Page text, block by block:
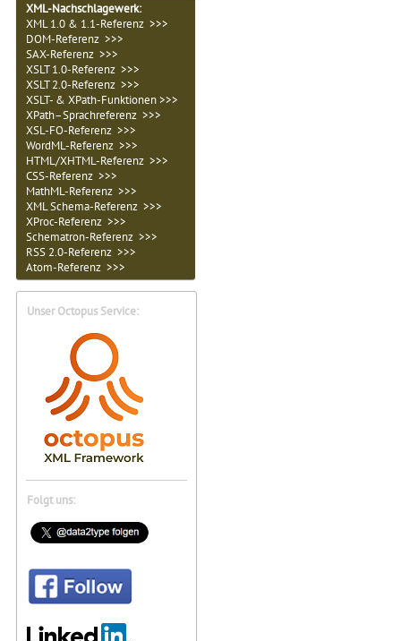
XML-Nachschlagewerk:
XML 1.0 & 1.1-Referenz >>>
DOM-Referenz >>>
SAX-Referenz >>>
XSLT 1.0-Referenz >>>
XSLT 2.0-Referenz >>>
XSLT- & XPath-Funktionen >>>
XPath–Sprachreferenz >>>
XSL-FO-Referenz >>>
WordML-Referenz >>>
HTML/XHTML-Referenz >>>
CSS-Referenz >>>
MathML-Referenz >>>
XML Schema-Referenz >>>
XProc-Referenz >>>
Schematron-Referenz >>>
RSS 2.0-Referenz >>>
Atom-Referenz >>>
Unser Octopus Service:
Folgt uns: